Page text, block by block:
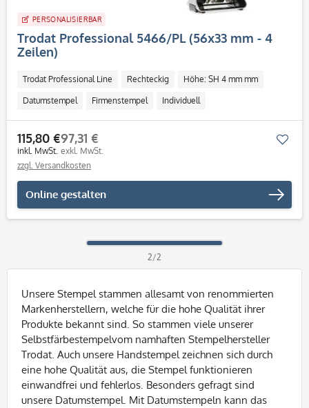
PERSONALISIERBAR
Trodat Professional 5466/PL (56x33 mm - 4
Zeilen)
Trodat Professional Line Rechteckig Höhe: SH 4 mm mm
Datumstempel Firmenstempel Individuell
115,80 €
inkl. MwSt.
97,31 €
exkl. MwSt.
zzgl. Versandkosten
Online gestalten
2/2
Unsere Stempel stammen allesamt von renommierten
Markenherstellern, welche für die hohe Qualität ihrer
Produkte bekannt sind. So stammen viele unserer
Selbstfärbestempelvom namhaften Stempelhersteller
Trodat. Auch unsere Handstempel zeichnen sich durch
eine hohe Qualität aus, die Stempel funktionieren
einwandfrei und fehlerlos. Besonders gefragt sind
unsere Datumstempel. Mit Datumstempeln kann das